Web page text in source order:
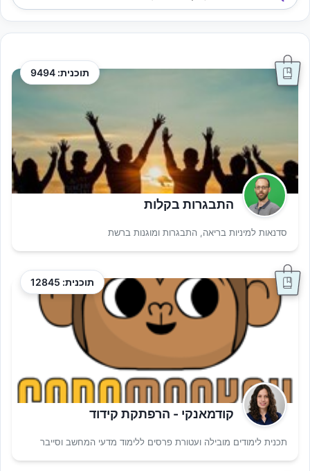
תוכנית: 9494
התבגרות בקלות
סדנאות למיניות בריאה, התבגרות ומוגנות ברשת
תוכנית: 12845
קודמאנקי - הרפתקת קידוד
תכנית לימודים מובילה ועטורת פרסים ללימוד מדעי המחשב וסייבר